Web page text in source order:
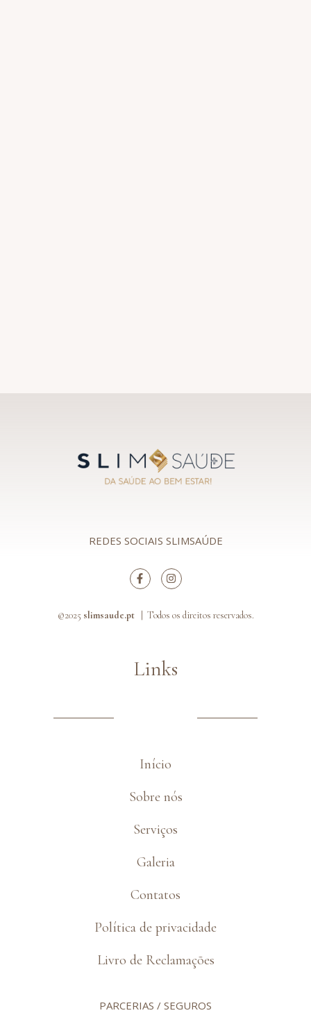
REDES SOCIAIS SLIMSAÚDE
©2025 slimsaude.pt | Todos os direitos reservados.
Links
Início
Sobre nós
Serviços
Galeria
Contatos
Política de privacidade
Livro de Reclamações
PARCERIAS / SEGUROS